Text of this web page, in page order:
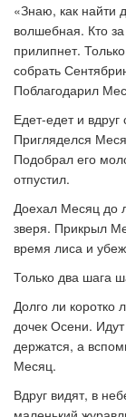
«Знаю, как найти
волшебная. Кто
прилипнет.
собрать
Поблагодарил
Едет-едет и вдруг
Пригляделся
Подобрал его
отпустил.
Доехал Месяц до
зверя. Прикрыл
время лиса и
Только два шага
Долго ли коротко
дочек Осени.
держатся, а
Месяц.
Вдруг видят, в